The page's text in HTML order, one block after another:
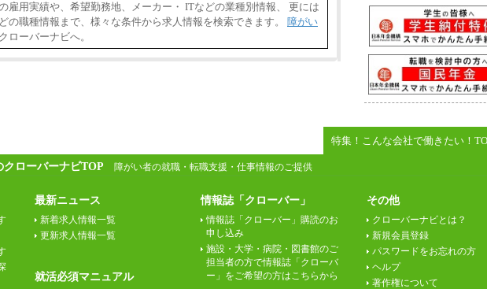
雇用実績や、希望勤務地、メーカー・ ITなどの業種別情報、 更には
の職種情報まで、様々な条件から求人情報を検索できます。 障がい
ローバーナビへ。
特集！こんな会社で働きたい！
クローバーナビTOP 障がい者の就職・転職支援・仕事情報のご提供
最新ニュース
新着求人情報一覧
更新求人情報一覧
就活必須マニュアル
情報誌「クローバー」
情報誌「クローバー」購読のお
申し込み
施設・大学・病院・図書館のご
担当者の方で情報誌「クローバ
ー」をご希望の方はこちらから
その他
クローバーナビとは？
新規会員登録
パスワードをお忘れの方
ヘルプ
著作権について